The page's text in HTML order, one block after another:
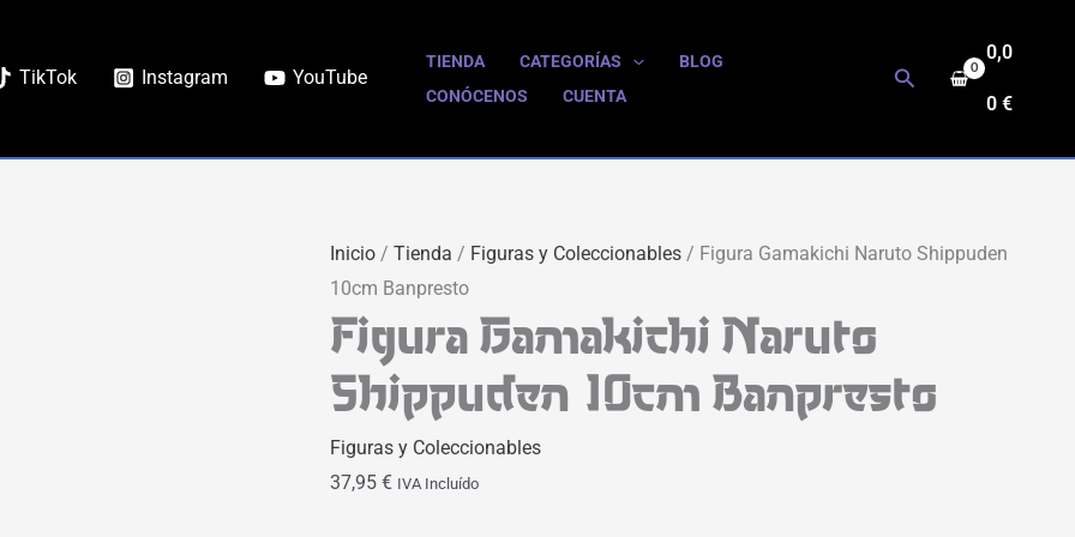
TikTok Instagram YouTube
TIENDA CATEGORÍAS
BLOG
CONÓCENOS
CUENTA
Buscar
0,0
0€
Inicio /Tienda / Figuras y Coleccionables / Figura Gamakichi Naruto Shippuden
10cm Banpresto
Figura Gamakichi Naruto
Shippuden 10cm Banpresto
Figuras y Coleccionables
37,95€ IVA Incluído